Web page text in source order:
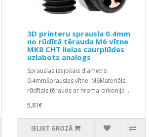
3D printeru sprausla 0.4mm
no rūdītā tērauda M6 vītne
MK8 CHT lielas caurplūdes
uzlabots analogs
Sprauslas izejošais diametrs
0.4mmSprauslas vītne: M6Materiāls:
rūdītais tērauds ar hroma-cirkonija ..
5,81€
IELIKT GROZĀ